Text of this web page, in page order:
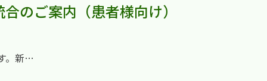
のご案内（患者様向け）
。新…